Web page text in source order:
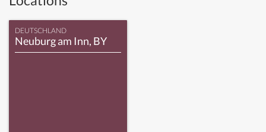
DEUTSCHLAND
Neuburg am Inn, BY